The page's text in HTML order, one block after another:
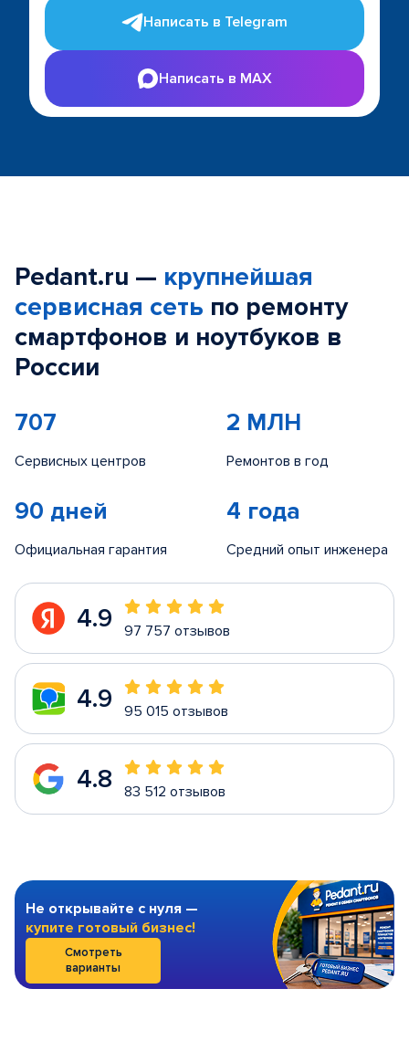
Написать в Telegram
Написать в MAX
Pedant.ru — крупнейшая
сервисная сеть по ремонту
смартфонов и ноутбуков в
России
707
Сервисных центров
2 МЛН
Ремонтов в год
90 дней
Официальная гарантия
4 года
Средний опыт инженера
4.9 97 757 отзывов
4.9 95 015 отзывов
4.8 83 512 отзывов
Не открывайте с нуля —
купите готовый бизнес!
Смотреть
варианты